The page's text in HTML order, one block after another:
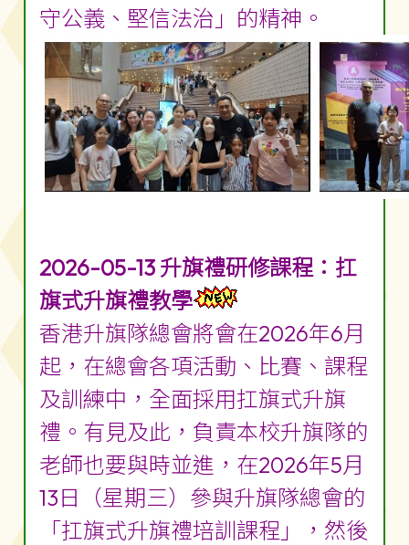
守公義、堅信法治」的精神。
2026-05-13 升旗禮研修課程：扛
旗式升旗禮教學
香港升旗隊總會將會在2026年6月
起，在總會各項活動、比賽、課程
及訓練中，全面採用扛旗式升旗
禮。有見及此，負責本校升旗隊的
老師也要與時並進，在2026年5月
13日（星期三）參與升旗隊總會的
「扛旗式升旗禮培訓課程」，然後